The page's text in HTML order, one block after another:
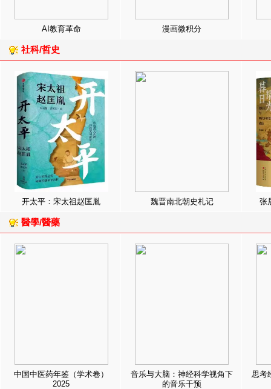
AI教育革命 漫画微积分
社科/哲史
开太平：宋太祖赵匡胤 魏晋南北朝史札记 张
醫學/醫藥
中国中医药年鉴（学术卷）
2025
音乐与大脑：神经科学视角下
的音乐干预
思考